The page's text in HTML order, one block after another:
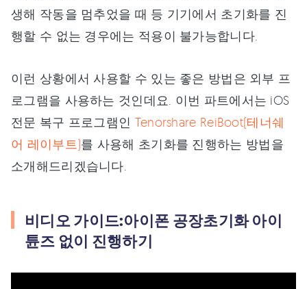
생해 작동을 멈추었을 때 등 기기에서 초기화를 진
행할 수 없는 경우에는 적용이 불가능합니다.
이런 상황에서 사용할 수 있는 좋은 방법은 외부 프
로그램을 사용하는 것인데요. 이번 파트에서는 iOS
전문 복구 프로그램인 Tenorshare ReiBoot(테너쉐
어 레이부트)를 사용해 초기화를 진행하는 방법을
소개해드리겠습니다.
비디오 가이드:아이폰 공장초기화 아이
튠즈 없이 진행하기